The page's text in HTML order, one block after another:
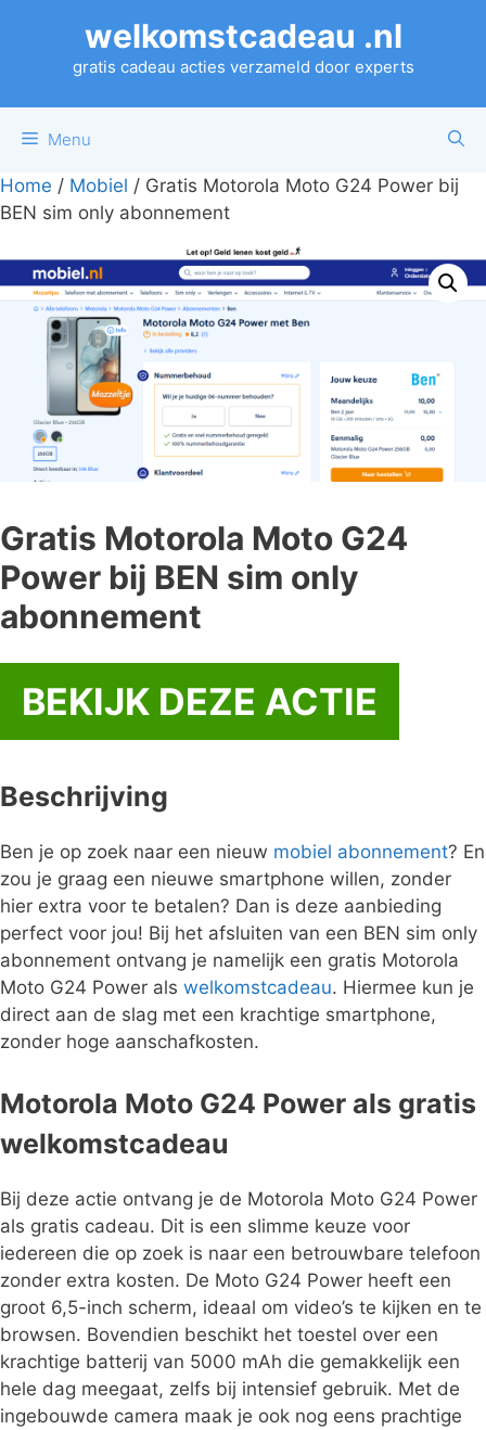
welkomstcadeau .nl
gratis cadeau acties verzameld door experts
Menu
Home / Mobiel / Gratis Motorola Moto G24 Power bij
BEN sim only abonnement
Gratis Motorola Moto G24
Power bij BEN sim only
abonnement
BEKIJK DEZE ACTIE
Beschrijving
Ben je op zoek naar een nieuw mobiel abonnement? En
zou je graag een nieuwe smartphone willen, zonder
hier extra voor te betalen? Dan is deze aanbieding
perfect voor jou! Bij het afsluiten van een BEN sim only
abonnement ontvang je namelijk een gratis Motorola
Moto G24 Power als welkomstcadeau. Hiermee kun je
direct aan de slag met een krachtige smartphone,
zonder hoge aanschafkosten.
Motorola Moto G24 Power als gratis
welkomstcadeau
Bij deze actie ontvang je de Motorola Moto G24 Power
als gratis cadeau. Dit is een slimme keuze voor
iedereen die op zoek is naar een betrouwbare telefoon
zonder extra kosten. De Moto G24 Power heeft een
groot 6,5-inch scherm, ideaal om video’s te kijken en te
browsen. Bovendien beschikt het toestel over een
krachtige batterij van 5000 mAh die gemakkelijk een
hele dag meegaat, zelfs bij intensief gebruik. Met de
ingebouwde camera maak je ook nog eens prachtige